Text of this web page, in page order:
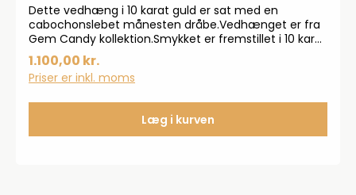
Dette vedhæng i 10 karat guld er sat med en
cabochonslebet månesten dråbe.Vedhænget er fra
Gem Candy kollektion.Smykket er fremstillet i 10 karat
guld.Vedhænget er derfor stemplet med 417, da
smykket indeholder mindst 41,7% rent guld.
1.100,00 kr.
Priser er inkl. moms
Læg i kurven